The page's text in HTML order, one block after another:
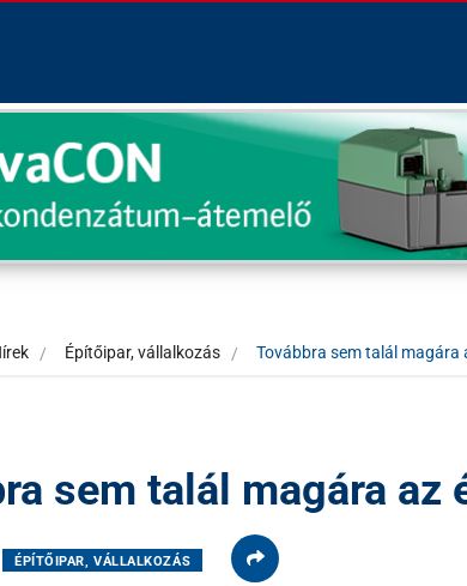
Építőipar, vállalkozás Továbbra sem talál magára
sem talál magára az
ÉPÍTŐIPAR, VÁLLALKOZÁS